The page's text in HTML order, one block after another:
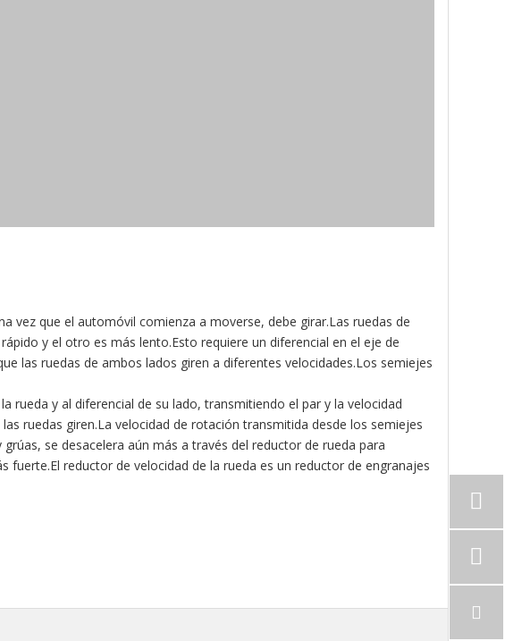
vez que el automóvil comienza a moverse, debe girar.Las ruedas de
y el otro es más lento.Esto requiere un diferencial en el eje de
las ruedas de ambos lados giren a diferentes velocidades.Los semiejes
rueda y al diferencial de su lado, transmitiendo el par y la velocidad
ruedas giren.La velocidad de rotación transmitida desde los semiejes
se desacelera aún más a través del reductor de rueda para
reductor de velocidad de la rueda es un reductor de engranajes